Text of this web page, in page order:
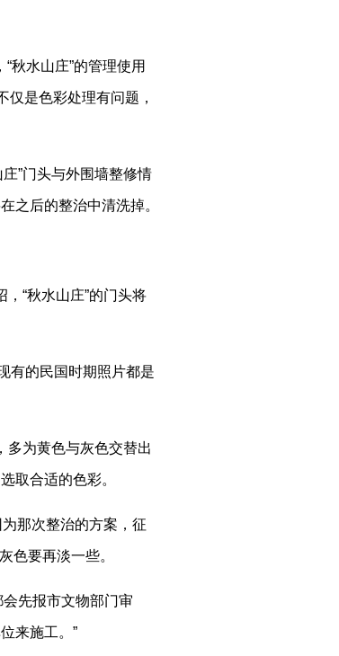
秋水山庄”的管理使用
仅是色彩处理有问题，
”门头与外围墙整修情
之后的整治中清洗掉。
“秋水山庄”的门头将
有的民国时期照片都是
多为黄色与灰色交替出
取合适的色彩。
那次整治的方案，征
色要再淡一些。
先报市文物部门审
来施工。”